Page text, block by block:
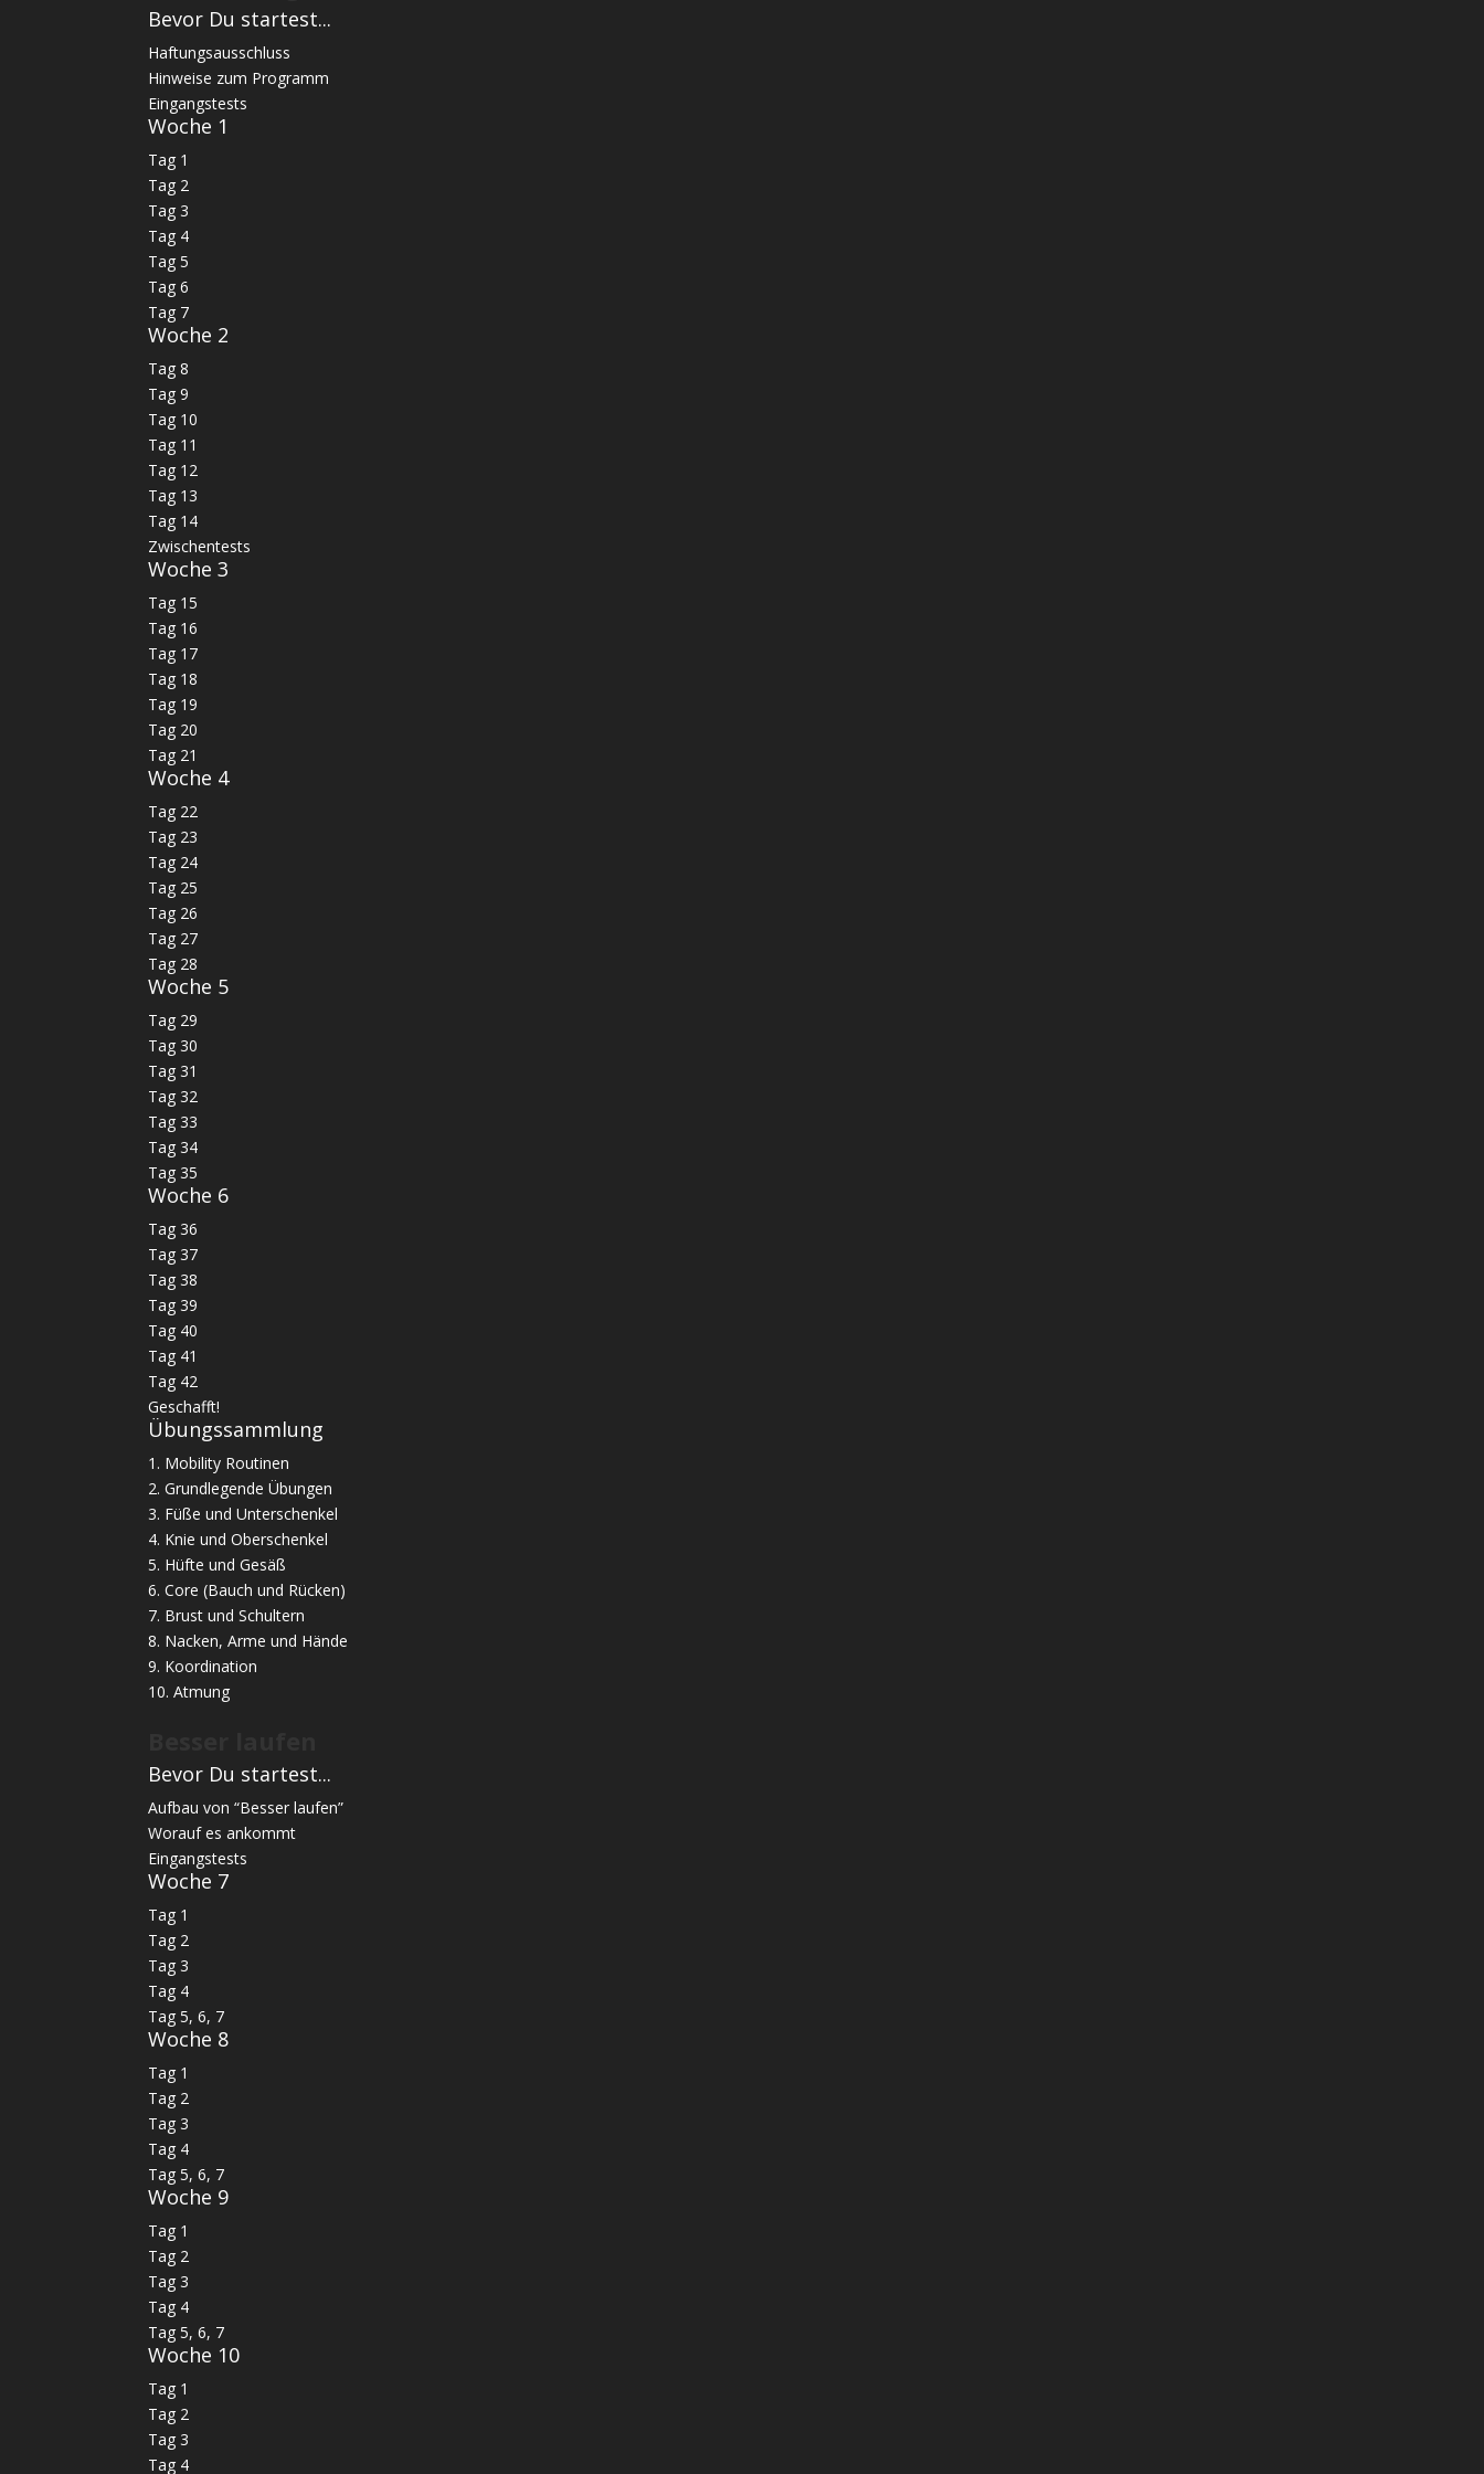
Bevor Du startest...
Haftungsausschluss
Hinweise zum Programm
Eingangstests
Woche 1
Tag 1
Tag 2
Tag 3
Tag 4
Tag 5
Tag 6
Tag 7
Woche 2
Tag 8
Tag 9
Tag 10
Tag 11
Tag 12
Tag 13
Tag 14
Zwischentests
Woche 3
Tag 15
Tag 16
Tag 17
Tag 18
Tag 19
Tag 20
Tag 21
Woche 4
Tag 22
Tag 23
Tag 24
Tag 25
Tag 26
Tag 27
Tag 28
Woche 5
Tag 29
Tag 30
Tag 31
Tag 32
Tag 33
Tag 34
Tag 35
Woche 6
Tag 36
Tag 37
Tag 38
Tag 39
Tag 40
Tag 41
Tag 42
Geschafft!
Übungssammlung
1. Mobility Routinen
2. Grundlegende Übungen
3. Füße und Unterschenkel
4. Knie und Oberschenkel
5. Hüfte und Gesäß
6. Core (Bauch und Rücken)
7. Brust und Schultern
8. Nacken, Arme und Hände
9. Koordination
10. Atmung
Bevor Du startest...
Aufbau von “Besser laufen”
Worauf es ankommt
Eingangstests
Woche 7
Tag 1
Tag 2
Tag 3
Tag 4
Tag 5, 6, 7
Woche 8
Tag 1
Tag 2
Tag 3
Tag 4
Tag 5, 6, 7
Woche 9
Tag 1
Tag 2
Tag 3
Tag 4
Tag 5, 6, 7
Woche 10
Tag 1
Tag 2
Tag 3
Tag 4